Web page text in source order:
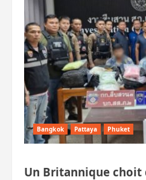
manifestation
pour
défendre
la
réputation
de
la
ville.
Bangkok Pattaya Phuket
Un Britannique choit